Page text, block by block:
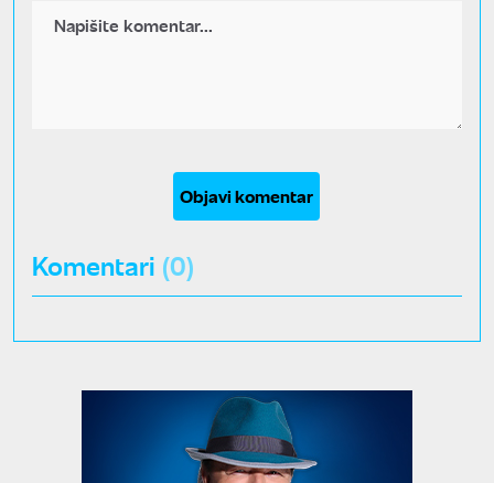
Objavi komentar
Komentari (0)